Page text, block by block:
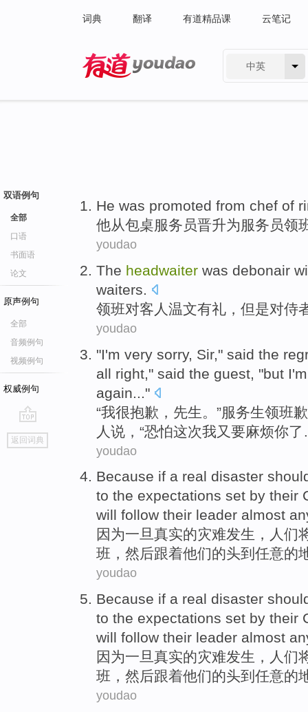
词典 翻译 有道精品课 云笔记
中英
双语例句
全部
口语
书面语
论文
原声例句
全部
音频例句
视频例句
权威例句
go
top
返回词典
He was promoted from chef of
他从包桌服务员晋升为服务员领
youdao
The headwaiter was debonair
waiters.
领班对客人 温文有礼， 但是对侍
youdao
"I'm very sorry, Sir," said the
all right," said the guest , "but
again ..."
“我很抱歉 ， 先生 。”服务生领班
人 说，“恐怕这次我又 要麻烦你了
youdao
Because if a real disaster
to the expectations set by their
will follow their leader almost
因为一旦 真实的灾难发生 ， 人们
班 ， 然后跟着他们的头到 任意的
youdao
Because if a real disaster
to the expectations set by their
will follow their leader almost
因为一旦 真实的灾难发生 ， 人们
班 ， 然后跟着他们的头到 任意的
youdao